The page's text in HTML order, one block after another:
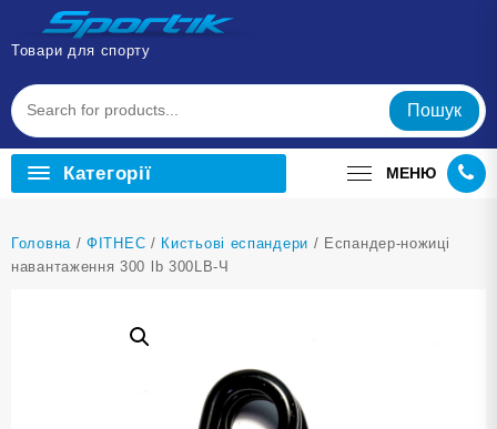
Перейти
вмісту
Товари для спорту
Пошук
Категорії МЕНЮ
Головна /ФІТНЕС / Кистьові еспандери / Еспандер-ножиці
навантаження 300 lb 300LB-Ч